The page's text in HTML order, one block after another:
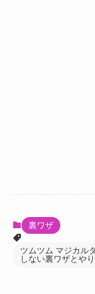
裏ワザ
ツムツム マジカル
しない裏ワザとや